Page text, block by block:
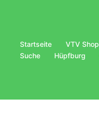
Startseite VTV Shop
Suche
Hüpfburg